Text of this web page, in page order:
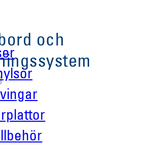
och